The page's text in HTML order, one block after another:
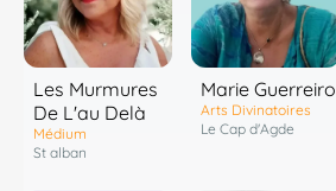
Les Murmures
De L'au Delà
Médium
St alban
Marie Guerreiro
Arts Divinatoires
Le Cap d'Agde